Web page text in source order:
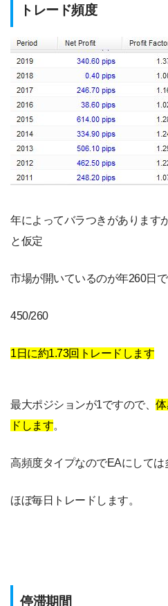
トレード頻度
年によってバラつきがあります
と仮定
市場が開いているのが年260日
450/260
1日に約1.73回トレードします
最大ポジションが1ですので、
ドします。
高頻度タイプなのでEAにしては
ほぼ毎日トレードします。
停滞期間